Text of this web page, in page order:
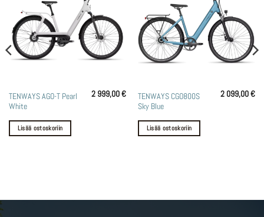
TENWAYS AGO-T Pearl
White
2 999,00€
Lisää ostoskoriin
TENWAYS CGO800S
Sky Blue
2 099,00€
Lisää ostoskoriin